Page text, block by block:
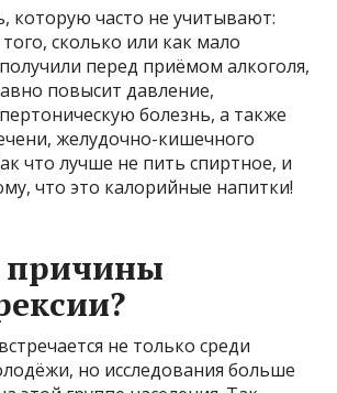
которую часто не учитывают:
сколько или как мало
перед приёмом алкоголя,
повысит давление,
болезнь, а также
желудочно-кишечного
что лучше не пить спиртное, и
что это калорийные напитки!
не только среди
но исследования больше